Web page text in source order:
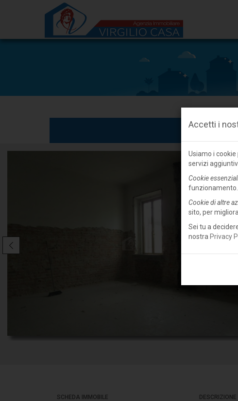
Accetti i
Usiamo i
servizi
Cookie
funzionamento.
Cookie di altre
sito, per
Sei tu a
nostra Privacy
Bi/
SCHEDA IMMOBILE DESCRIZIONE